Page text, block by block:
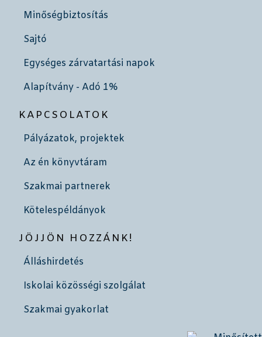
Minőségbiztosítás
Sajtó
Egységes zárvatartási napok
Alapítvány - Adó 1%
KAPCSOLATOK
Pályázatok, projektek
Az én könyvtáram
Szakmai partnerek
Kötelespéldányok
JÖJJÖN HOZZÁNK!
Álláshirdetés
Iskolai közösségi szolgálat
Szakmai gyakorlat